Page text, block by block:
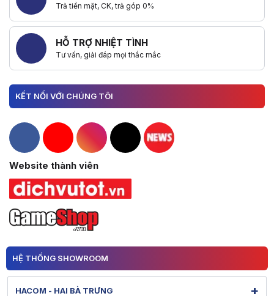
Trả tiền mặt, CK, trả góp 0%
HỖ TRỢ NHIỆT TÌNH
Tư vấn, giải đáp mọi thắc mắc
KẾT NỐI VỚI CHÚNG TÔI
Hacom Facebook
Hacom YouTube
Hacom Instagram
Hacom TikTok
Website thành viên
HỆ THỐNG SHOWROOM
HACOM - HAI BÀ TRƯNG +